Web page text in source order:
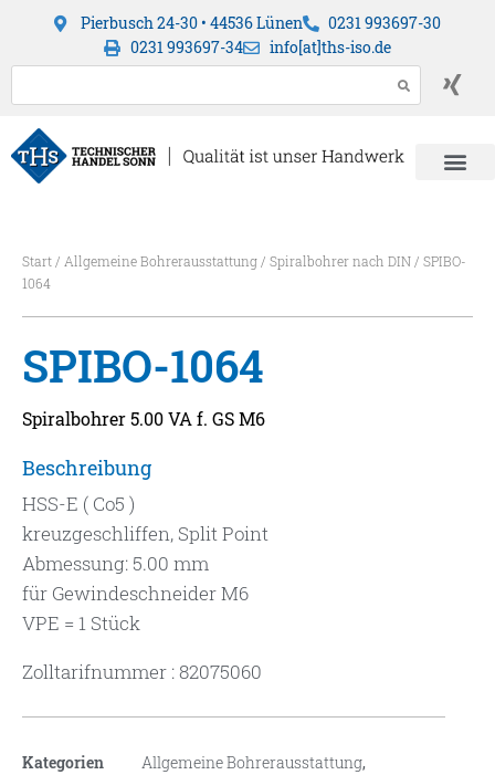
Pierbusch 24-30 • 44536 Lünen
0231 993697-30
0231 993697-34
info[at]ths-iso.de
Start/ Allgemeine Bohrerausstattung/ Spiralbohrer nach DIN/ SPIBO-
1064
SPIBO-1064
Spiralbohrer 5.00 VA f. GS M6
Beschreibung
HSS-E ( Co5 )
kreuzgeschliffen, Split Point
Abmessung: 5.00 mm
für Gewindeschneider M6
VPE = 1 Stück
Zolltarifnummer : 82075060
Kategorien Allgemeine Bohrerausstattung,